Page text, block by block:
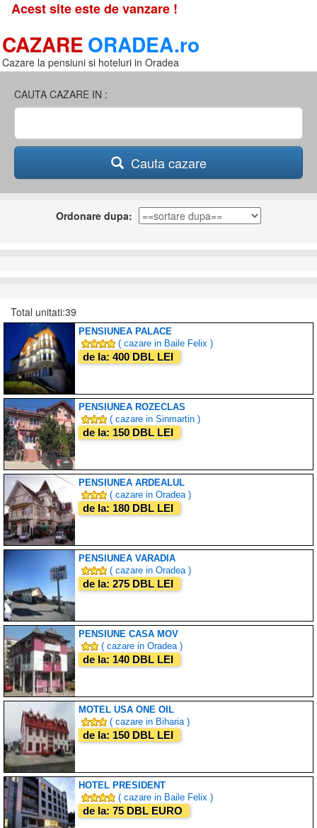
Acest site este de vanzare !
CAZAREORADEA.ro
Cazare la pensiuni si hoteluri in Oradea
CAUTA CAZARE IN :
Cauta cazare
Ordonare dupa:
Total unitati:39
PENSIUNEA PALACE
( cazare in Baile Felix )
de la: 400 DBL LEI
PENSIUNEA ROZECLAS
( cazare in Sinmartin )
de la: 150 DBL LEI
PENSIUNEA ARDEALUL
( cazare in Oradea )
de la: 180 DBL LEI
PENSIUNEA VARADIA
( cazare in Oradea )
de la: 275 DBL LEI
PENSIUNE CASA MOV
( cazare in Oradea )
de la: 140 DBL LEI
MOTEL USA ONE OIL
( cazare in Biharia )
de la: 150 DBL LEI
HOTEL PRESIDENT
( cazare in Baile Felix )
de la: 75 DBL EURO